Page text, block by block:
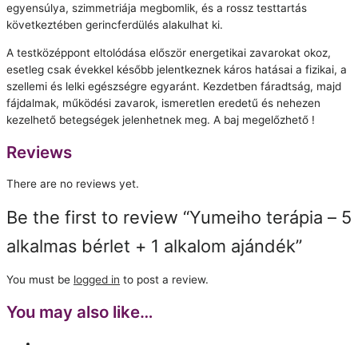
egyensúlya, szimmetriája megbomlik, és a rossz testtartás
következtében gerincferdülés alakulhat ki.
A testközéppont eltolódása először energetikai zavarokat okoz,
esetleg csak évekkel később jelentkeznek káros hatásai a fizikai, a
szellemi és lelki egészségre egyaránt. Kezdetben fáradtság, majd
fájdalmak, működési zavarok, ismeretlen eredetű és nehezen
kezelhető betegségek jelenhetnek meg. A baj megelőzhető !
Reviews
There are no reviews yet.
Be the first to review “Yumeiho terápia – 5
alkalmas bérlet + 1 alkalom ajándék”
You must be logged in to post a review.
You may also like…